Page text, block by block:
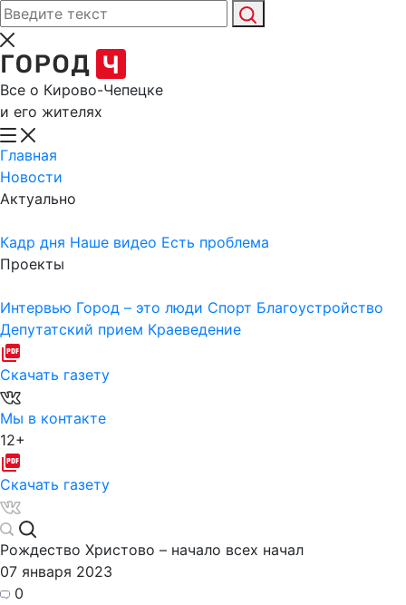
Все о Кирово-Чепецке
и его жителях
Главная
Новости
Актуально
Кадр дня Наше видео Есть проблема
Проекты
Интервью Город – это люди Спорт Благоустройство
Депутатский прием Краеведение
Скачать газету
Мы в контакте
12+
Скачать газету
Рождество Христово – начало всех начал
07 января 2023
0